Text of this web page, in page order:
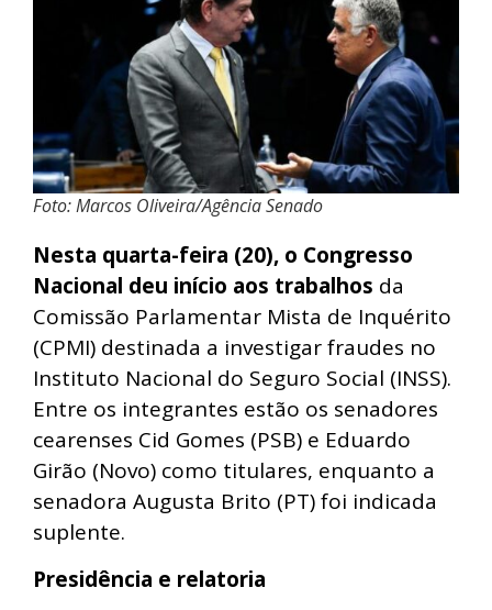
Foto: Marcos Oliveira/Agência Senado
Nesta quarta-feira (20), o Congresso
Nacional deu início aos trabalhos da
Comissão Parlamentar Mista de Inquérito
(CPMI) destinada a investigar fraudes no
Instituto Nacional do Seguro Social (INSS).
Entre os integrantes estão os senadores
cearenses Cid Gomes (PSB) e Eduardo
Girão (Novo) como titulares, enquanto a
senadora Augusta Brito (PT) foi indicada
suplente.
Presidência e relatoria